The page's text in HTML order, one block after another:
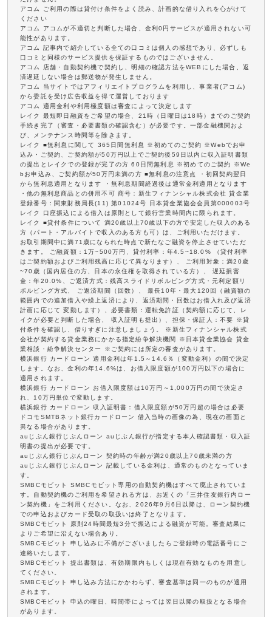
アコム ご利用の際は貸付け条件をよく読み、計画的な借り入れを心がけて
ください
アコム アコムが不適切と判断した場合、金利0円サービスが適用されない可
能性があります。
アコム 記事内で紹介している全ての口コミは個人の感想であり、必ずしも
口コミと同様のサービス提供を保証するものではございません。
アコム 店舗・自動契約機で契約し、明細の確認方法をWEBにした場合、返
済遅延しない場合は郵送物が発生しません。
アコム 当サイトではアフィリエイトプログラムを利用し、事業者(アコム)
から委託を受け広告収益を得て運営しております
アコム 適用金利や利用極度額は審査によって決定します
レイク 最短即日融資をご希望の場合、21時（日曜日は18時）までのご契約
手続き完了（審査・必要書類の確認含む）が必要です。一部金融機関およ
び、メンテナンス時間等を除きます。
レイク ■無利息に関して 365日間無利息 ※初めてのご契約 ※Webでお申
込み・ご契約、ご契約額が50万円以上でご契約後59日以内に収入証明書類
の提出とレイクでの登録が完了の方 60日間無利息 ※初めてのご契約 ※We
bお申込み、ご契約額が50万円未満の方 ■無利息の注意点 ・初回契約翌日
から無利息適用となります ・無利息期間経過後は通常金利適用となります
・他の無利息商品との併用不可 商号：新生フィナンシャル株式会社 貸金業
登録番号：関東財務局長(11) 第01024号 日本貸金業協会会員第000003号
レイク 口座振込による借入は原則として銀行営業時間内に限られます。
レイク ■貸付条件について 満20歳以上70歳以下の方で安定した収入のある
方（パート・アルバイトで収入のある方も可）は、ご利用いただけます。
お取引期間中に満71歳になられた時点で新たなご融資を停止させていただ
きます。 ご融資額：1万~500万円、貸付利率：年4.5~18.0% （貸付利率
はご契約額およびご利用残高に応じて異なります）、 ご利用対象：満20歳
~70歳（国内居住の方、日本の永住権を取得されている方）、 遅延損害
金：年20.0%、ご返済方式：残高スライドリボルビング方式・元利定額リ
ボルビング方式、 ご返済期間（回数）、 最長10年・最大120回（融資額の
範囲内での追加借入や繰上返済により、返済期間・回数はお借入れ及び返済
計画に応じて 変動します）、必要書類：運転免許証（契約額に応じて、レ
イクが必要と判断した場合、 収入証明も提出）、担保・保証人：不要 ※貸
付条件を確認し、借りすぎに注意しましょう。 ※新生フィナンシャル株式
会社が契約する貸金業務にかかる指定紛争解決機関 ※日本貸金業協会 貸金
業相談・紛争解決センター ※ご契約には所定の審査があります。
横浜銀行 カードローン 適用金利は年1.5～14.6％（変動金利）の間で決定
します。なお、金利の年14.6%は、お借入限度額が100万円以下の場合に
適用されます。
横浜銀行 カードローン お借入限度額は10万円～1,000万円の間で決定さ
れ、10万円単位で変動します。
横浜銀行 カードローン 収入証明書：借入限度額が50万円超の場合は必要
ドコモSMTBネット銀行カードローン 借入当時の画像の為、現在の画面と
異なる場合があります。
auじぶん銀行じぶんローン auじぶん銀行が指定する本人確認書類・収入証
明書の提出が必要です。
auじぶん銀行じぶんローン 契約時の年齢が満20歳以上70歳未満の方
auじぶん銀行じぶんローン 記載している金利は、通常のものとなっていま
す。
SMBCモビット SMBCモビット専用の自動契約機はすべて廃止されていま
す。自動契約機のご利用を希望される方は、お近くの「三井住友銀行内ロー
ン契約機」をご利用ください。なお、2026年9月6日以降は、ローン契約機
での申込およびカード受取の取扱いは終了となります。
SMBCモビット 原則24時間最短3分で振込による融資が可能。審査結果に
よりご希望に沿えない場合あり。
SMBCモビット 申し込みに不備がございましたらご登録時の電話番号にご
連絡いたします。
SMBCモビット 提出書類は、有効期限内もしくは現在有効なものを用意し
てください。
SMBCモビット 申し込み方法にかかわらず、審査基準は同一のものが適用
されます。
SMBCモビット 申込の曜日、時間帯によっては翌日以降の取扱となる場合
があります。